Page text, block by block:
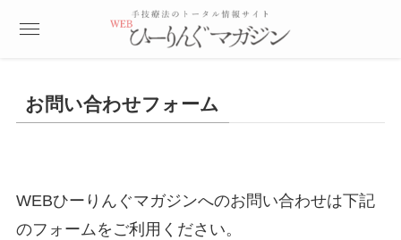
お問い合わせフォーム
WEBひーりんぐマガジンへのお問い合わせは下記
のフォームをご利用ください。